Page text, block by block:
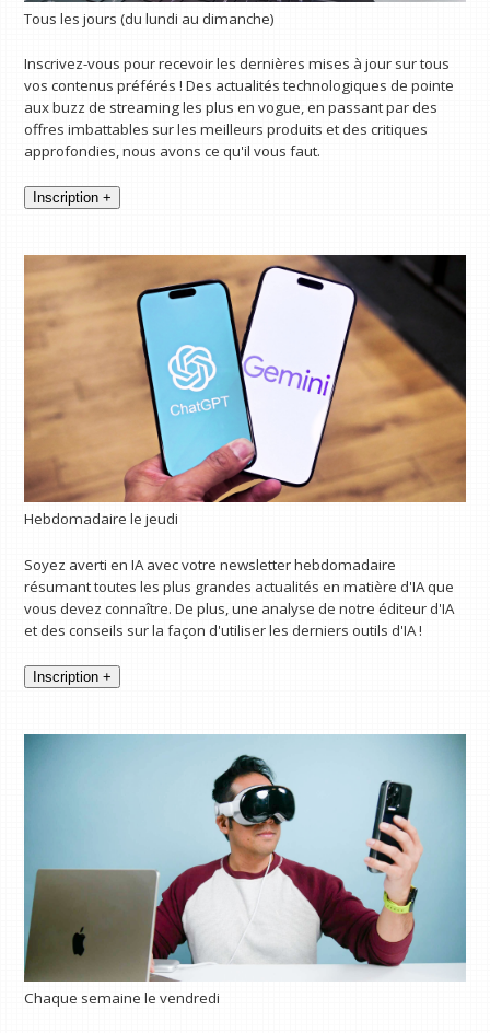
Tous les jours (du lundi au dimanche)
Inscrivez-vous pour recevoir les dernières mises à jour sur tous
vos contenus préférés ! Des actualités technologiques de pointe
aux buzz de streaming les plus en vogue, en passant par des
offres imbattables sur les meilleurs produits et des critiques
approfondies, nous avons ce qu'il vous faut.
Inscription +
Hebdomadaire le jeudi
Soyez averti en IA avec votre newsletter hebdomadaire
résumant toutes les plus grandes actualités en matière d'IA que
vous devez connaître. De plus, une analyse de notre éditeur d'IA
et des conseils sur la façon d'utiliser les derniers outils d'IA !
Inscription +
Chaque semaine le vendredi